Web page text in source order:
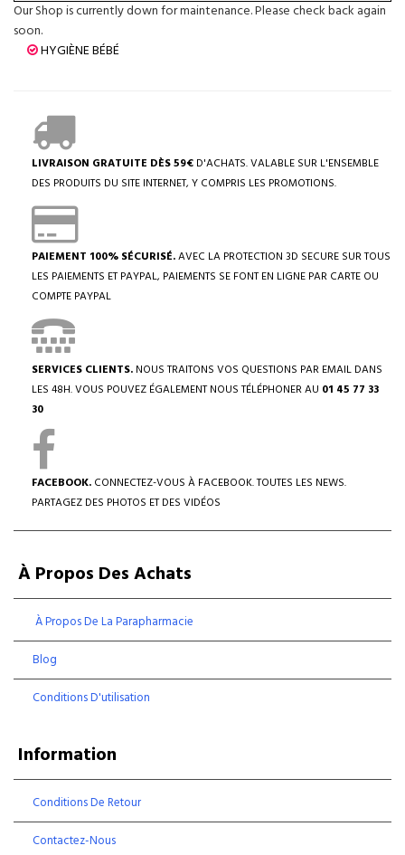
Our Shop is currently down for maintenance. Please check back again
soon.
HYGIÈNE BÉBÉ
LIVRAISON GRATUITE DÈS 59€ D'ACHATS. VALABLE SUR L'ENSEMBLE
DES PRODUITS DU SITE INTERNET, Y COMPRIS LES PROMOTIONS.
PAIEMENT 100% SÉCURISÉ.AVEC LA PROTECTION 3D SECURE SUR TOUS
LES PAIEMENTS ET PAYPAL, PAIEMENTS SE FONT EN LIGNE PAR CARTE OU
COMPTE PAYPAL
SERVICES CLIENTS. NOUS TRAITONS VOS QUESTIONS PAR EMAIL DANS
LES 48H. VOUS POUVEZ ÉGALEMENT NOUS TÉLÉPHONER AU 01 45 77 33
30
FACEBOOK. CONNECTEZ-VOUS À FACEBOOK. TOUTES LES NEWS.
PARTAGEZ DES PHOTOS ET DES VIDÉOS
À Propos Des Achats
À Propos De La Parapharmacie
Blog
Conditions D'utilisation
Information
Conditions De Retour
Contactez-Nous